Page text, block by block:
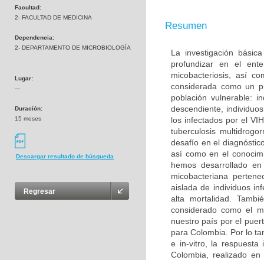
Facultad:
2- FACULTAD DE MEDICINA
Dependencia:
2- DEPARTAMENTO DE MICROBIOLOGÍA
Lugar:
---
Duración:
15 meses
Descargar resultado de búsqueda
Regresar
Resumen
La investigación
profundizar en el
micobacteriosis, así
considerada como un
población vulnerable:
descendiente,
los infectados por el
tuberculosis
desafío en el
así como en el
hemos desarrollado
micobacteriana
aislada de individuos
alta mortalidad.
considerado como el
nuestro país por el
para Colombia. Por lo
e in-vitro, la respuesta
Colombia, realizado